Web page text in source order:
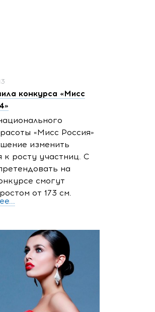
конкурса «Мисс
«Мисс Россия»
изменить
к росту участниц. С
на
смогут
от 173 см.